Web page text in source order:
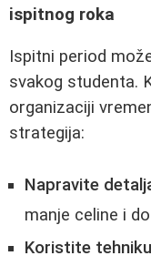
ispitnog roka
Ispitni period
svakog studenta.
organizaciji
strategija:
Napravite
manje celine i
Koristite